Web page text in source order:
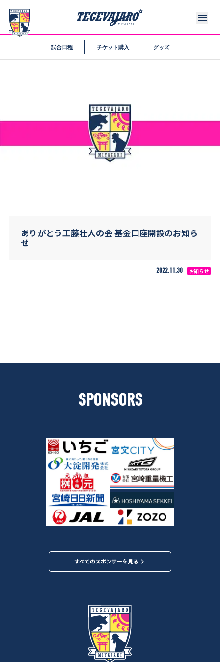
試合日程 チケット購入 グッズ
ありがとう工藤壮人の会 基金口座開設のお知ら
せ
2022.11.30 お知らせ
SPONSORS
すべてのスポンサーを見る